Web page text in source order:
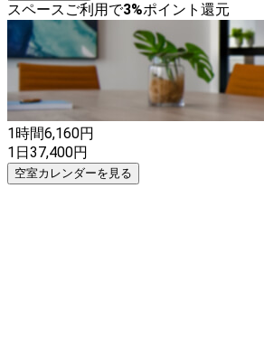
スペースご利用で3%ポイント還元
1時間6,160円
1日37,400円
空室カレンダーを見る